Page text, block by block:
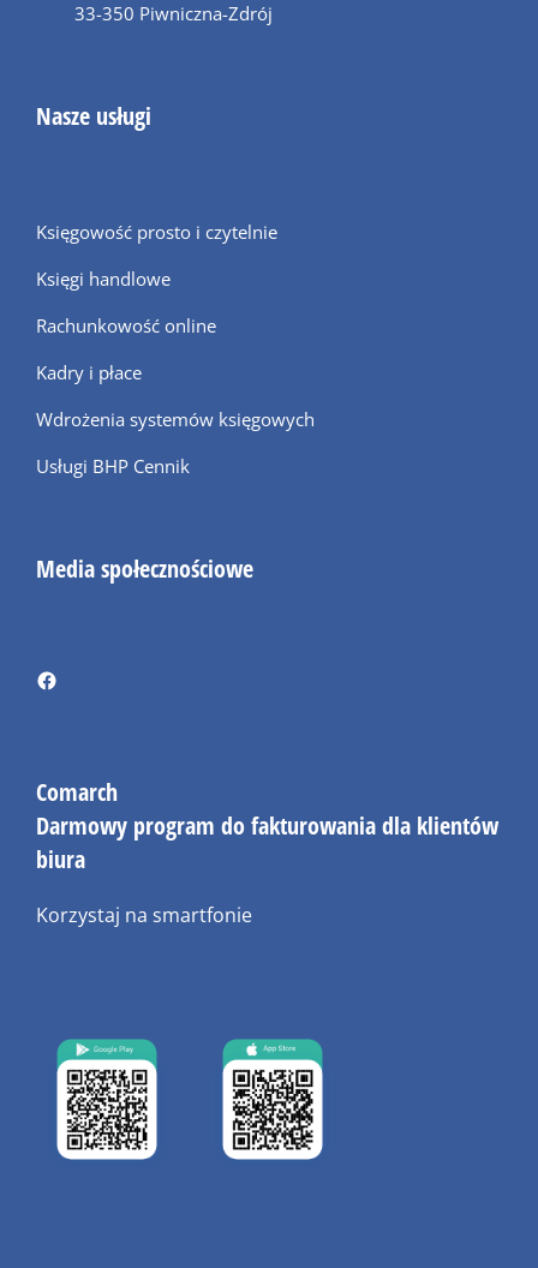
33-350 Piwniczna-Zdrój
Nasze usługi
Księgowość prosto i czytelnie
Księgi handlowe
Rachunkowość online
Kadry i płace
Wdrożenia systemów księgowych
Usługi BHP Cennik
Media społecznościowe
Comarch
Darmowy program do fakturowania dla klientów
biura
Korzystaj na smartfonie